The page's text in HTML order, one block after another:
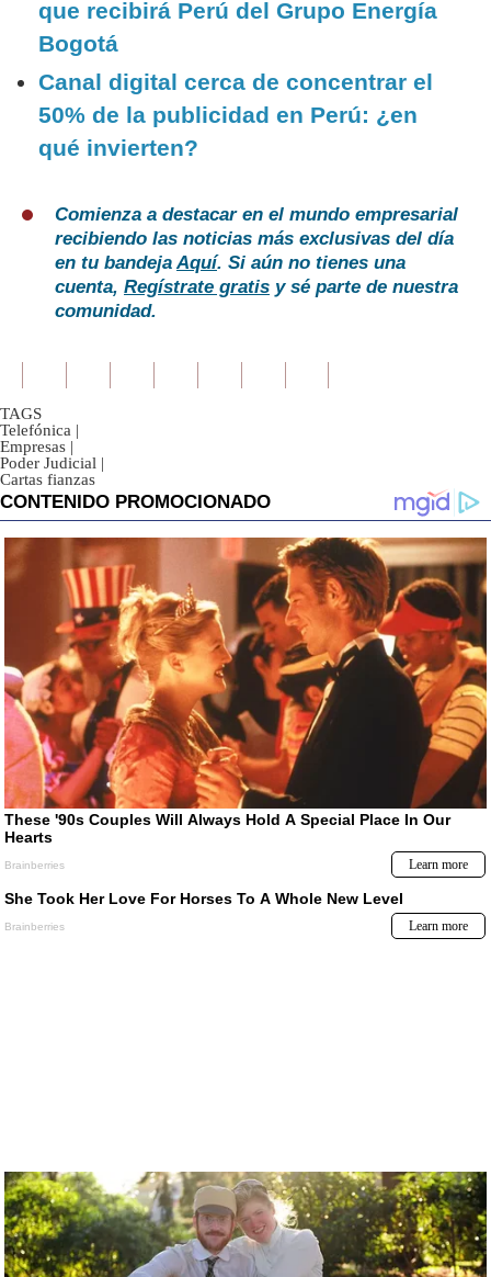
que recibirá Perú del Grupo Energía
Bogotá
Canal digital cerca de concentrar el
50% de la publicidad en Perú: ¿en
qué invierten?
Comienza a destacar en el mundo empresarial
recibiendo las noticias más exclusivas del día
en tu bandejaAquí. Si aún no tienes una
cuenta, Regístrate gratis y sé parte de nuestra
comunidad.
TAGS
Telefónica |
Empresas |
Poder Judicial |
Cartas fianzas